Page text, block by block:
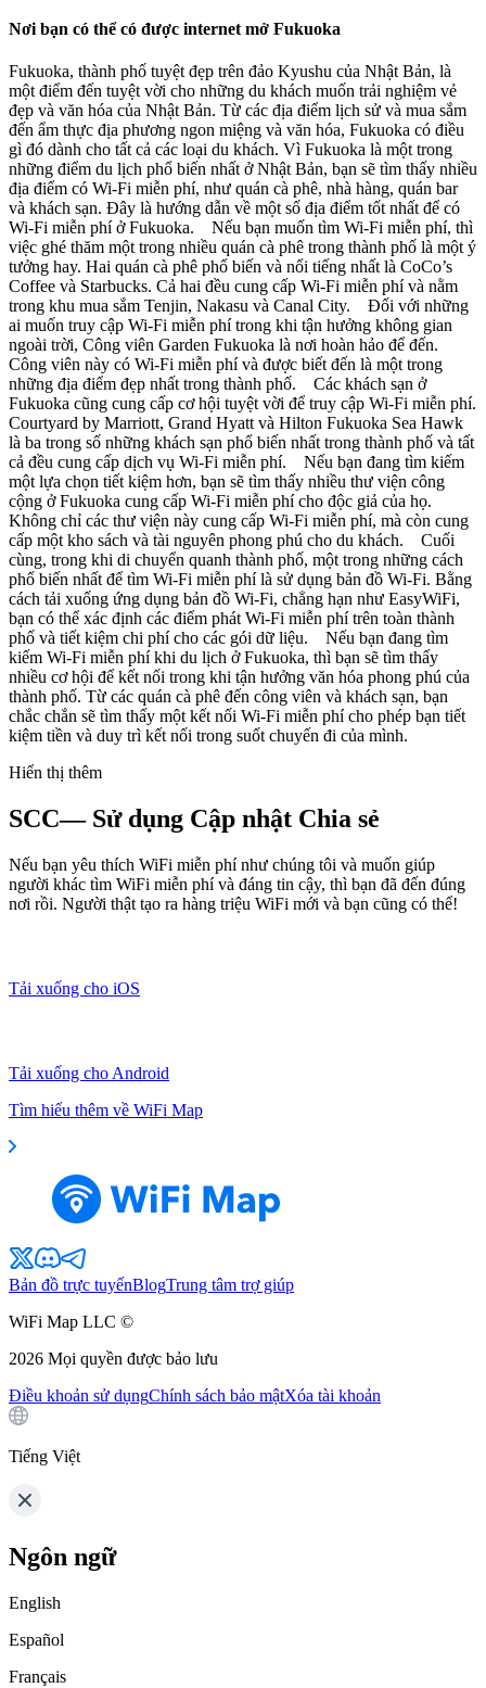
Nơi bạn có thể có được internet mở Fukuoka
Fukuoka, thành phố tuyệt đẹp trên đảo Kyushu của Nhật Bản, là
một điểm đến tuyệt vời cho những du khách muốn trải nghiệm vẻ
đẹp và văn hóa của Nhật Bản. Từ các địa điểm lịch sử và mua sắm
đến ẩm thực địa phương ngon miệng và văn hóa, Fukuoka có điều
gì đó dành cho tất cả các loại du khách. Vì Fukuoka là một trong
những điểm du lịch phổ biến nhất ở Nhật Bản, bạn sẽ tìm thấy nhiều
địa điểm có Wi-Fi miễn phí, như quán cà phê, nhà hàng, quán bar
và khách sạn. Đây là hướng dẫn về một số địa điểm tốt nhất để có
Wi-Fi miễn phí ở Fukuoka. Nếu bạn muốn tìm Wi-Fi miễn phí, thì
việc ghé thăm một trong nhiều quán cà phê trong thành phố là một ý
tưởng hay. Hai quán cà phê phổ biến và nổi tiếng nhất là CoCo’s
Coffee và Starbucks. Cả hai đều cung cấp Wi-Fi miễn phí và nằm
trong khu mua sắm Tenjin, Nakasu và Canal City. Đối với những
ai muốn truy cập Wi-Fi miễn phí trong khi tận hưởng không gian
ngoài trời, Công viên Garden Fukuoka là nơi hoàn hảo để đến.
Công viên này có Wi-Fi miễn phí và được biết đến là một trong
những địa điểm đẹp nhất trong thành phố. Các khách sạn ở
Fukuoka cũng cung cấp cơ hội tuyệt vời để truy cập Wi-Fi miễn phí.
Courtyard by Marriott, Grand Hyatt và Hilton Fukuoka Sea Hawk
là ba trong số những khách sạn phổ biến nhất trong thành phố và tất
cả đều cung cấp dịch vụ Wi-Fi miễn phí. Nếu bạn đang tìm kiếm
một lựa chọn tiết kiệm hơn, bạn sẽ tìm thấy nhiều thư viện công
cộng ở Fukuoka cung cấp Wi-Fi miễn phí cho độc giả của họ.
Không chỉ các thư viện này cung cấp Wi-Fi miễn phí, mà còn cung
cấp một kho sách và tài nguyên phong phú cho du khách. Cuối
cùng, trong khi di chuyển quanh thành phố, một trong những cách
phổ biến nhất để tìm Wi-Fi miễn phí là sử dụng bản đồ Wi-Fi. Bằng
cách tải xuống ứng dụng bản đồ Wi-Fi, chẳng hạn như EasyWiFi,
bạn có thể xác định các điểm phát Wi-Fi miễn phí trên toàn thành
phố và tiết kiệm chi phí cho các gói dữ liệu. Nếu bạn đang tìm
kiếm Wi-Fi miễn phí khi du lịch ở Fukuoka, thì bạn sẽ tìm thấy
nhiều cơ hội để kết nối trong khi tận hưởng văn hóa phong phú của
thành phố. Từ các quán cà phê đến công viên và khách sạn, bạn
chắc chắn sẽ tìm thấy một kết nối Wi-Fi miễn phí cho phép bạn tiết
kiệm tiền và duy trì kết nối trong suốt chuyến đi của mình.
Hiển thị thêm
SCC— Sử dụng Cập nhật Chia sẻ
Nếu bạn yêu thích WiFi miễn phí như chúng tôi và muốn giúp
người khác tìm WiFi miễn phí và đáng tin cậy, thì bạn đã đến đúng
nơi rồi. Người thật tạo ra hàng triệu WiFi mới và bạn cũng có thể!
Tải xuống cho iOS
Tải xuống cho Android
Tìm hiểu thêm về WiFi Map
Bản đồ trực tuyếnBlogTrung tâm trợ giúp
WiFi Map LLC ©
2026 Mọi quyền được bảo lưu
Điều khoản sử dụngChính sách bảo mậtXóa tài khoản
Tiếng Việt
Ngôn ngữ
English
Español
Français